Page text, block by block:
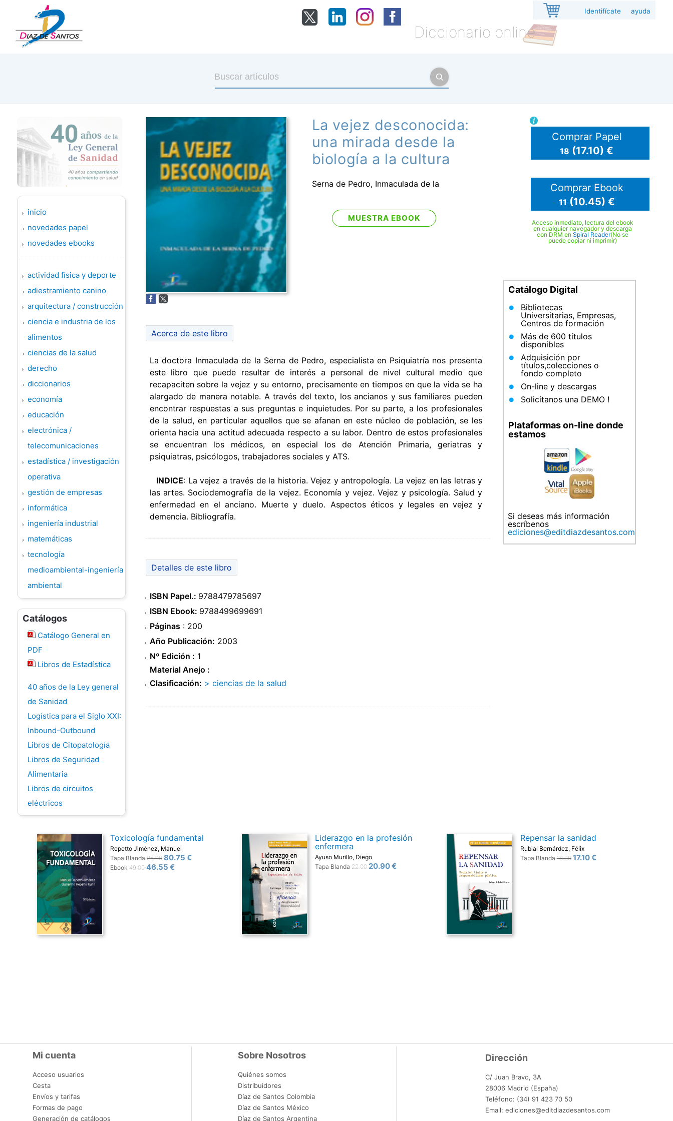
Identifícate ayuda
Diccionario online
inicio
novedades papel
novedades ebooks
actividad física y deporte
adiestramiento canino
arquitectura / construcción
ciencia e industria de los
alimentos
ciencias de la salud
derecho
diccionarios
economía
educación
electrónica /
telecomunicaciones
estadística / investigación
operativa
gestión de empresas
informática
ingeniería industrial
matemáticas
tecnología
medioambiental-ingeniería
ambiental
Catálogos
Catálogo General en
PDF
Libros de Estadística
40 años de la Ley general
de Sanidad
Logística para el Siglo XXI:
Inbound-Outbound
Libros de Citopatología
Libros de Seguridad
Alimentaria
Libros de circuitos
eléctricos
La vejez desconocida:
una mirada desde la
biología a la cultura
Serna de Pedro, Inmaculada de la
MUESTRA EBOOK
Acerca de este libro
La doctora Inmaculada de la Serna de Pedro, especialista en Psiquiatría nos presenta
este libro que puede resultar de interés a personal de nivel cultural medio que
recapaciten sobre la vejez y su entorno, precisamente en tiempos en que la vida se ha
alargado de manera notable. A través del texto, los ancianos y sus familiares pueden
encontrar respuestas a sus preguntas e inquietudes. Por su parte, a los profesionales
de la salud, en particular aquellos que se afanan en este núcleo de población, se les
orienta hacia una actitud adecuada respecto a su labor. Dentro de estos profesionales
se encuentran los médicos, en especial los de Atención Primaria, geriatras y
psiquiatras, psicólogos, trabajadores sociales y ATS.
INDICE: La vejez a través de la historia. Vejez y antropología. La vejez en las letras y
las artes. Sociodemografía de la vejez. Economía y vejez. Vejez y psicología. Salud y
enfermedad en el anciano. Muerte y duelo. Aspectos éticos y legales en vejez y
demencia. Bibliografía.
Detalles de este libro
ISBN Papel.: 9788479785697
ISBN Ebook: 9788499699691
Páginas : 200
Año Publicación: 2003
Nº Edición : 1
Material Anejo :
Clasificación: > ciencias de la salud
Comprar Papel
18(17.10) €
Comprar Ebook
11(10.45) €
Acceso inmediato, lectura del ebook
en cualquier navegador y descarga
con DRM enSpiral Reader(No se
puede copiar ni imprimir)
Catálogo Digital
Bibliotecas
Universitarias, Empresas,
Centros de formación
Más de 600 títulos
disponibles
Adquisición por
títulos,colecciones o
fondo completo
On-line y descargas
Solicítanos una DEMO !
Plataformas on-line donde
estamos
Si deseas más información
escríbenos
ediciones@editdiazdesantos.com
Toxicología fundamental
Repetto Jiménez, Manuel
Tapa Blanda85.00 80.75 €
Ebook49.00 46.55 €
Liderazgo en la profesión
enfermera
Ayuso Murillo, Diego
Tapa Blanda22.00 20.90 €
Repensar la sanidad
Rubial Bernárdez, Félix
Tapa Blanda18.00 17.10 €
Mi cuenta
Acceso usuarios
Cesta
Envíos y tarifas
Formas de pago
Generación de catálogos
Sobre Nosotros
Quiénes somos
Distribuidores
Díaz de Santos Colombia
Díaz de Santos México
Díaz de Santos Argentina
Dirección
C/ Juan Bravo, 3A
28006 Madrid (España)
Teléfono: (34) 91 423 70 50
Email: ediciones@editdiazdesantos.com